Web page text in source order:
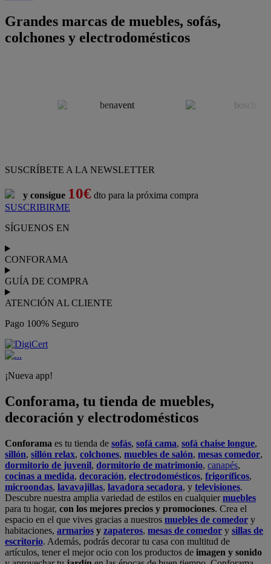
Grandes marcas de muebles, sofás,
colchones y electrodomésticos
SUSCRÍBETE A LA NEWSLETTER
y consigue 10€ dto para la próxima compra
SUSCRIBIRME
SÍGUENOS EN
CONFORAMA
GUÍA DE COMPRA
ATENCIÓN AL CLIENTE
Pago 100% Seguro
¡Nueva app!
Conforama, tu tienda de muebles,
decoración y electrodomésticos
Conforama es tu tienda de sofás, sofá cama, sofá chaise longue,
sillón, sillón relax, colchones, muebles de salón, mesas comedor,
dormitorio de juvenil, dormitorio de matrimonio, canapés,
cocinas a medida, decoración, electrodomésticos, frigoríficos,
microondas, lavavajillas, lavadora secadora, y televisiones.
Descubre nuestra amplia variedad de estilos en cualquiermuebles
para tu hogar, con los mejores precios y promociones. Crea el
espacio en el que vives gracias a nuestros muebles de comedor y
habitaciones, armarios y zapateros, mesas de comedor y sillas de
escritorio. Además, podrás decorar tu casa con multitud de
artículos, tener el mejor ocio con los productos de imagen y sonido